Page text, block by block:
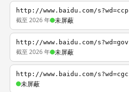
http://www.baidu.com/s?wd=ccp
截至 2026 年 未屏蔽
http://www.baidu.com/s?wd=gov
截至 2026 年 未屏蔽
http://www.baidu.com/s?wd=cgc
未屏蔽